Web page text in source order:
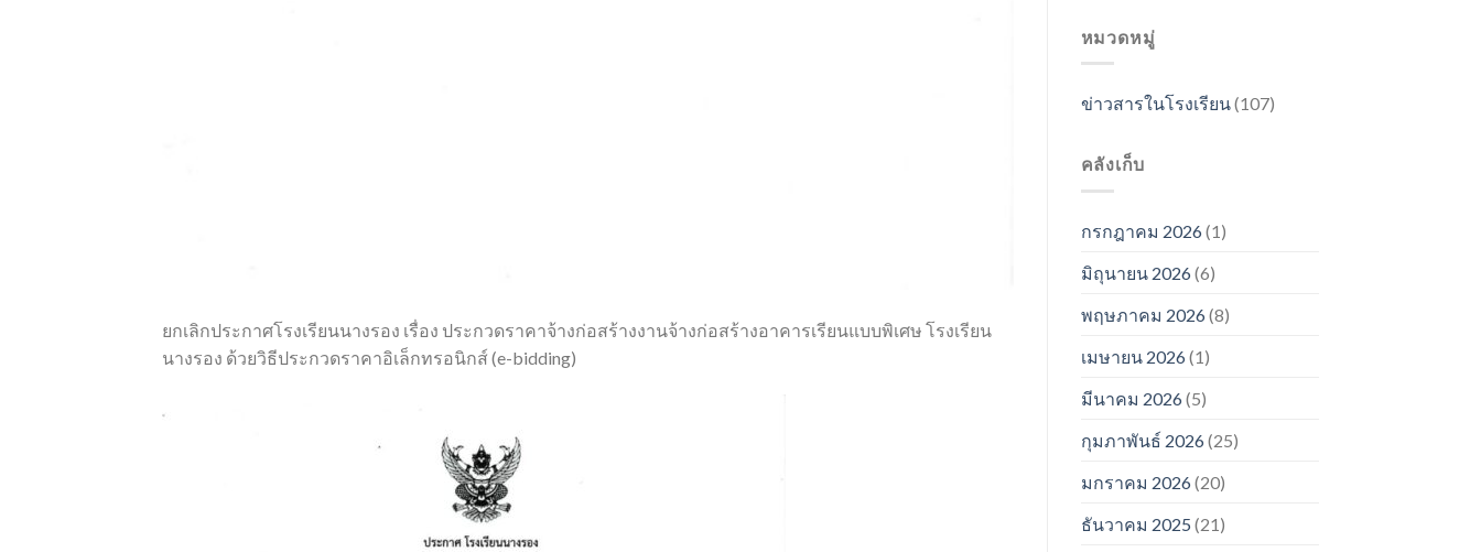
ยกเลิกประกาศโรงเรียนนางรอง เรื่อง ประกวดราคาจ้างก่อสร้างงานจ้างก่อสร้างอาคารเรียนแบบพิเศษ โรงเรียน
นางรอง ด้วยวิธีประกวดราคาอิเล็กทรอนิกส์ (e-bidding)
หมวดหมู่
ข่าวสารในโรงเรียน(107)
คลังเก็บ
กรกฎาคม 2026(1)
มิถุนายน 2026(6)
พฤษภาคม 2026(8)
เมษายน 2026(1)
มีนาคม 2026(5)
กุมภาพันธ์ 2026(25)
มกราคม 2026(20)
ธันวาคม 2025 (21)